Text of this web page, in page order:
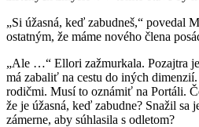
„Si úžasná, keď zabudneš,“ povedal
ostatným, že máme nového člena
„Ale …“ Ellori zažmurkala. Pozajtra
má zabaliť na cestu do iných
rodičmi. Musí to oznámiť na Portáli.
že je úžasná, keď zabudne? Snažil sa
zámerne, aby súhlasila s odletom?